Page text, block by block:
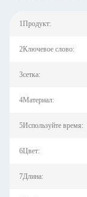
1Продукт:
2Ключевое слово:
3сетка:
4Материал:
5Используйте время:
6Цвет:
7Длина: